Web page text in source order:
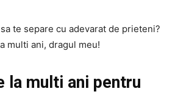
te separe cu adevarat de prieteni?
multi ani, dragul meu!
la multi ani pentru